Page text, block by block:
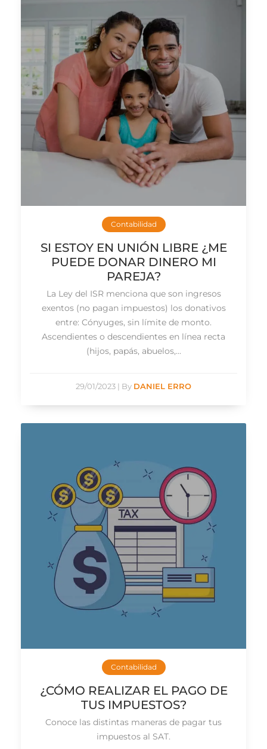
Contabilidad
SI ESTOY EN UNIÓN LIBRE ¿ME
PUEDE DONAR DINERO MI
PAREJA?
La Ley del ISR menciona que son ingresos
exentos (no pagan impuestos) los donativos
entre: Cónyuges, sin límite de monto.
Ascendientes o descendientes en línea recta
(hijos, papás, abuelos,...
29/01/2023 | By DANIEL ERRO
Contabilidad
¿CÓMO REALIZAR EL PAGO DE
TUS IMPUESTOS?
Conoce las distintas maneras de pagar tus
impuestos al SAT.